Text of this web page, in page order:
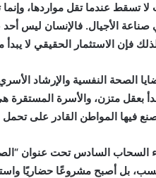
لا تسقط عندما تقل مواردها،
صناعة الأجيال. فالإنسان ليس
فإن الاستثمار الحقيقي لا
الصحة النفسية والإرشاد
بعقل متزن، والأسرة
فيها المواطن القادر على
السحاب السادس تحت عنوان
بل أصبح مشروعًا حضاريًا